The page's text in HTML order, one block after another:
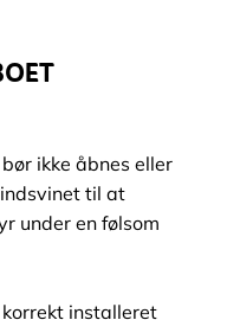
ikke åbnes eller
til at
under en følsom
installeret